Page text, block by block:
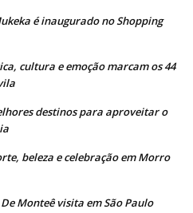
é inaugurado no Shopping
cultura e emoção marcam os 44
destinos para aproveitar o
beleza e celebração em Morro
Monteê visita em São Paulo